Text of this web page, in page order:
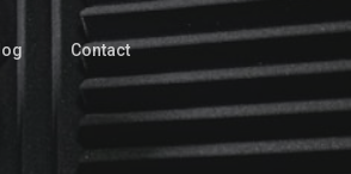
Contact